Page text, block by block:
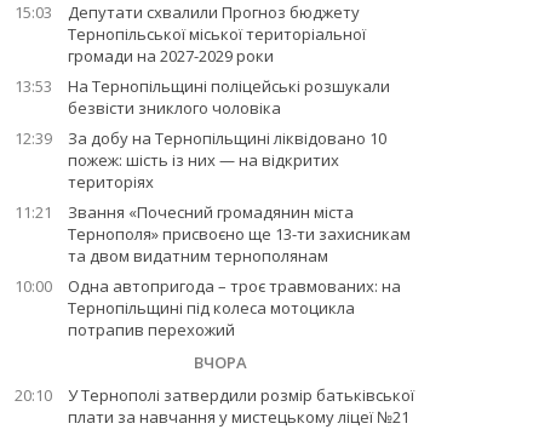
15:03
Депутати схвалили Прогноз бюджету
Тернопільської міської територіальної
громади на 2027-2029 роки
13:53
На Тернопільщині поліцейські розшукали
безвісти зниклого чоловіка
12:39
За добу на Тернопільщині ліквідовано 10
пожеж: шість із них — на відкритих
територіях
11:21
Звання «Почесний громадянин міста
Тернополя» присвоєно ще 13-ти захисникам
та двом видатним тернополянам
10:00
Одна автопригода – троє травмованих: на
Тернопільщині під колеса мотоцикла
потрапив перехожий
ВЧОРА
20:10
У Тернополі затвердили розмір батьківської
плати за навчання у мистецькому ліцеї №21